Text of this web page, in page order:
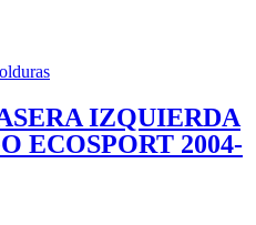
IZQUIERDA
ECOSPORT 2004-